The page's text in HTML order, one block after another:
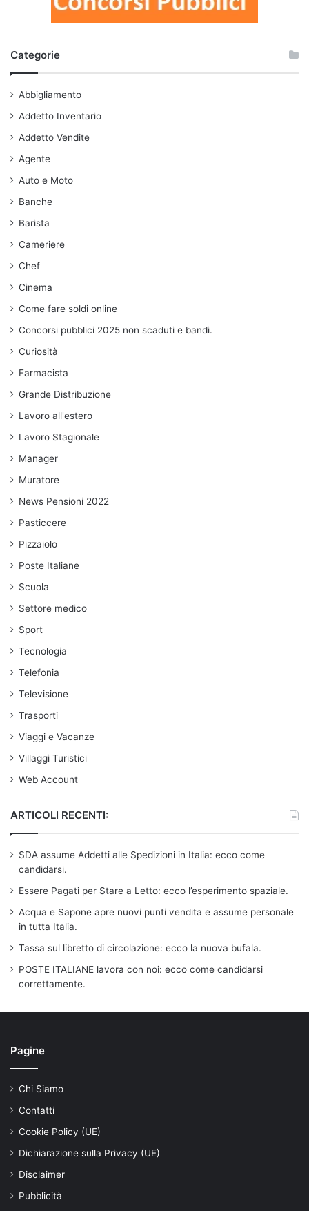
Categorie
Abbigliamento
Addetto Inventario
Addetto Vendite
Agente
Auto e Moto
Banche
Barista
Cameriere
Chef
Cinema
Come fare soldi online
Concorsi pubblici 2025 non scaduti e bandi.
Curiosità
Farmacista
Grande Distribuzione
Lavoro all'estero
Lavoro Stagionale
Manager
Muratore
News Pensioni 2022
Pasticcere
Pizzaiolo
Poste Italiane
Scuola
Settore medico
Sport
Tecnologia
Telefonia
Televisione
Trasporti
Viaggi e Vacanze
Villaggi Turistici
Web Account
ARTICOLI RECENTI:
SDA assume Addetti alle Spedizioni in Italia: ecco come
candidarsi.
Essere Pagati per Stare a Letto: ecco l’esperimento spaziale.
Acqua e Sapone apre nuovi punti vendita e assume personale
in tutta Italia.
Tassa sul libretto di circolazione: ecco la nuova bufala.
POSTE ITALIANE lavora con noi: ecco come candidarsi
correttamente.
Pagine
Chi Siamo
Contatti
Cookie Policy (UE)
Dichiarazione sulla Privacy (UE)
Disclaimer
Pubblicità